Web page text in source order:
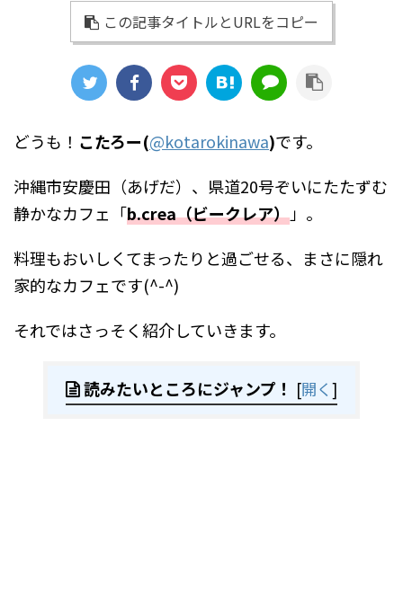
この記事タイトルとURLをコピー
どうも！ こたろー(@kotarokinawa)です。
沖縄市安慶田（あげだ）、県道20号ぞいにたたずむ
静かなカフェ「b.crea（ビークレア）」。
料理もおいしくてまったりと過ごせる、まさに隠れ
家的なカフェです(^-^)
それではさっそく紹介していきます。
読みたいところにジャンプ！ [開く ]